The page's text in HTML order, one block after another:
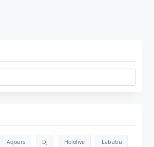
Aqours DJ Hololive Labubu